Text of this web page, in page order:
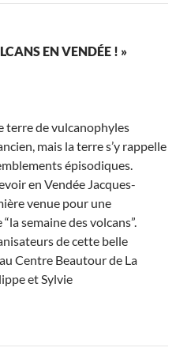
EN VENDÉE ! »
terre de vulcanophyles
mais la terre s’y rappelle
épisodiques.
en Vendée Jacques-
venue pour une
semaine des volcans”.
de cette belle
Centre Beautour de La
et Sylvie